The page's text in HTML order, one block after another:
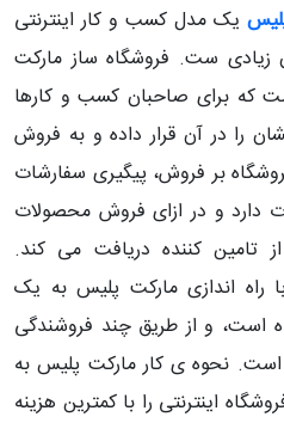
یک مدل کسب و کار اینترنتی
زیادی ست. فروشگاه ساز مارکت
که برای صاحبان کسب و کارها
را در آن قرار داده و به فروش
بر فروش، پیگیری سفارشات
دارد و در ازای فروش محصولات
تامین کننده دریافت می کند.
راه اندازی مارکت پلیس به یک
است، و از طریق چند فروشندگی
است. نحوه ی کار مارکت پلیس به
اینترنتی را با کمترین هزینه